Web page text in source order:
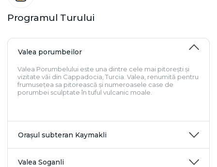
Programul Turului
Valea porumbeilor
Valea Porumbelului este una dintre cele mai pitorești și
vizitate văi din Cappadocia, Turcia. Valea, renumită pentru
frumusețea sa pitorească și numeroasele case de
porumbei sculptate în tuful vulcanic moale.
Orașul subteran Kaymakli
Valea Soganli